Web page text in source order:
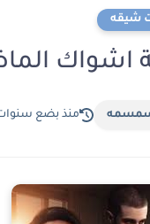
شيقه
الماضي الفصل
منذ بضع